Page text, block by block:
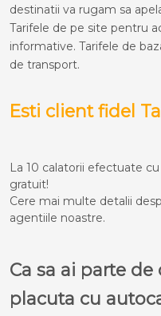
destinatii va rugam sa
Tarifele de pe site pentru
informative. Tarifele de
de transport.
Esti client fidel
La 10 calatorii efectuate
gratuit!
Cere mai multe detalii
agentiile noastre.
Ca sa ai parte
placuta cu